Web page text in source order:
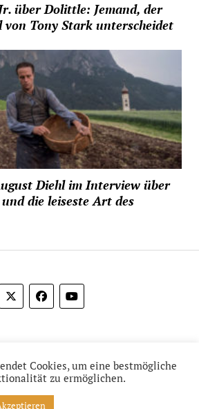
über Dolittle: Jemand, der
von Tony Stark unterscheidet
Diehl im Interview über
die leiseste Art des
Cookies, um eine bestmögliche
zu ermöglichen.